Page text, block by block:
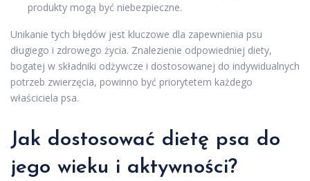
produkty mogą być niebezpieczne.
Unikanie tych błędów jest kluczowe dla zapewnienia psu
długiego i zdrowego życia. Znalezienie odpowiedniej diety,
bogatej w składniki odżywcze i dostosowanej do indywidualnych
potrzeb zwierzęcia, powinno być priorytetem każdego
właściciela psa.
Jak dostosować dietę psa do
jego wieku i aktywności?